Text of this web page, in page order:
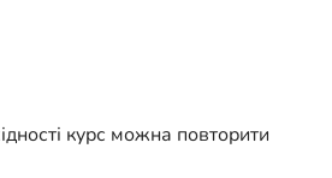
курс можна повторити